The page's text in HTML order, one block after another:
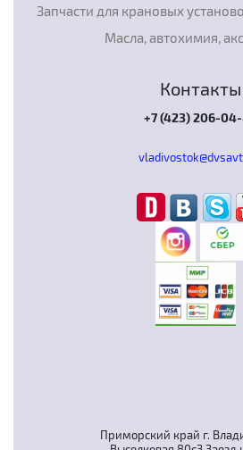
Приморский край г.
Запчасти для крановых
Масла, автохимия,
Контакты
+7 (423) 206-